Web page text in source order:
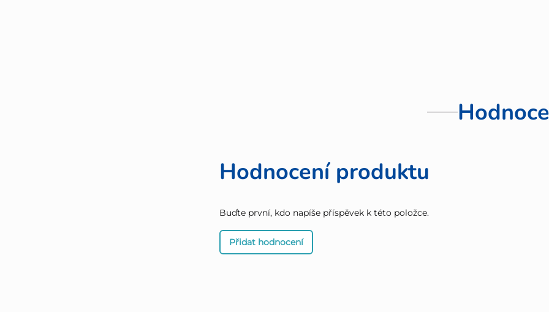
Hodnocení produktu
Buďte první, kdo napíše příspěvek k této položce.
Přidat hodnocení